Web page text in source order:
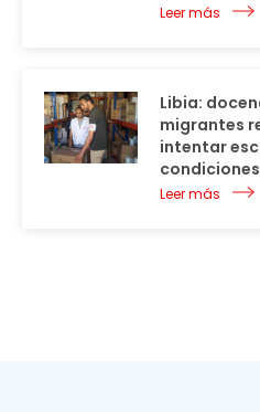
Leer más
Libia:
migrantes
intentar
Leer más